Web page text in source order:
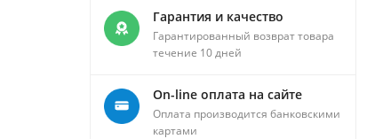
Гарантия и качество
Гарантированный возврат товара
течение 10 дней
On-line оплата на сайте
Оплата производится банковскими
картами